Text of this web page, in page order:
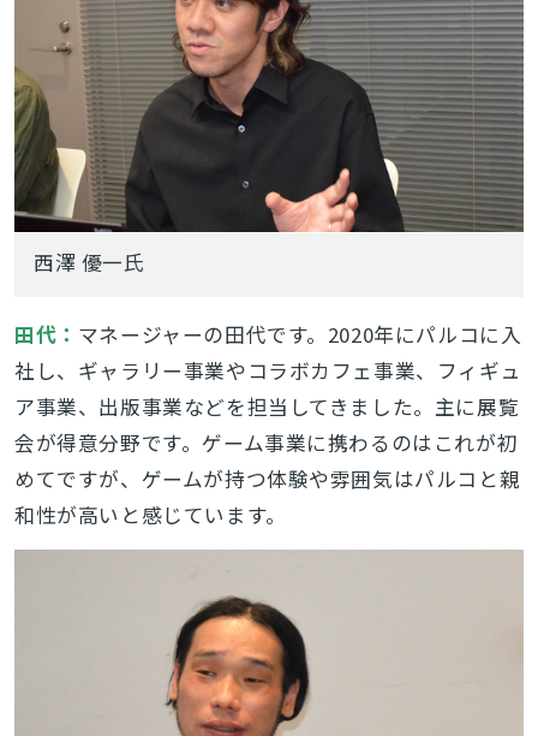
西澤 優一氏
田代： マネージャーの田代です。2020年にパルコに入
社し、ギャラリー事業やコラボカフェ事業、フィギュ
ア事業、出版事業などを担当してきました。主に展覧
会が得意分野です。ゲーム事業に携わるのはこれが初
めてですが、ゲームが持つ体験や雰囲気はパルコと親
和性が高いと感じています。